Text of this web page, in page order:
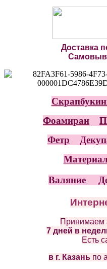
Доставка
Фоамиран
Фетр
Валяние
Принимаем
7 дней в
Есть
в г. Казань по